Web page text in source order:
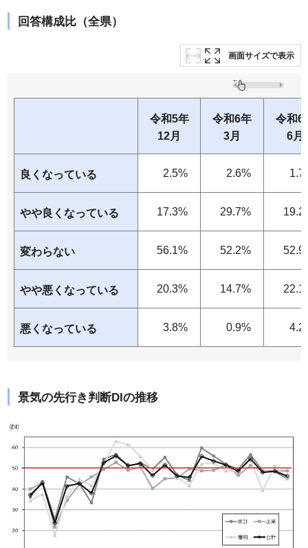
回答構成比（全県）
画面サイズで表示
令和5年
12月
令和6年
3月
令和6
6月
良くなっている 2.5% 2.6%
やや良くなっている 17.3% 29.7%
変わらない 56.1% 52.2%
やや悪くなっている 20.3% 14.7%
悪くなっている 3.8% 0.9%
景気の先行き判断DIの推移